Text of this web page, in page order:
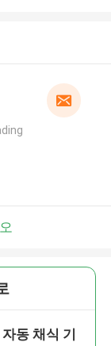
동 채식 기